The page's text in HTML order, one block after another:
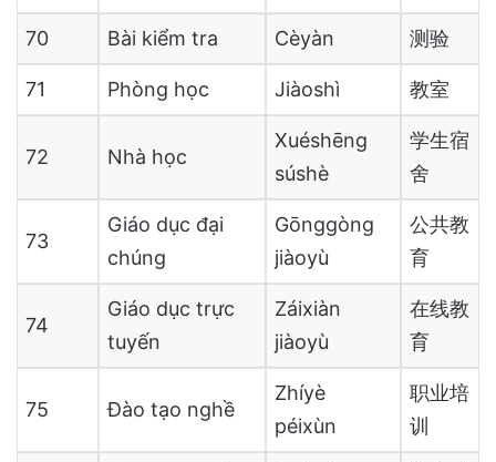
70 Bài kiểm tra Cèyàn 测验
71 Phòng học Jiàoshì 教室
72 Nhà học
Xuéshēng
súshè
学生宿
舍
73
Giáo dục đại
chúng
Gōnggòng
jiàoyù
公共教
育
74
Giáo dục trực
tuyến
Záixiàn
jiàoyù
在线教
育
75 Đào tạo nghề
Zhíyè
péixùn
职业培
训